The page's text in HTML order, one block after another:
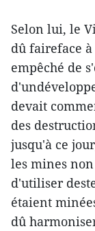
Selon lui, le
dû faireface
empêché de
devait
des
jusqu'à ce
les mines
d'utiliser
étaient
dû